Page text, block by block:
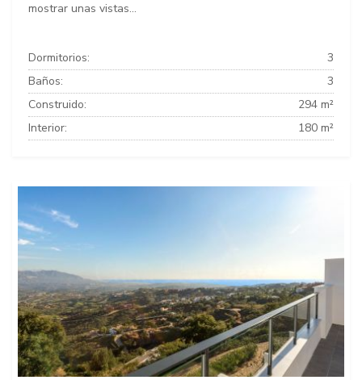
mostrar unas vistas...
Dormitorios:
3
Baños:
3
Construido:
294 m²
Interior:
180 m²